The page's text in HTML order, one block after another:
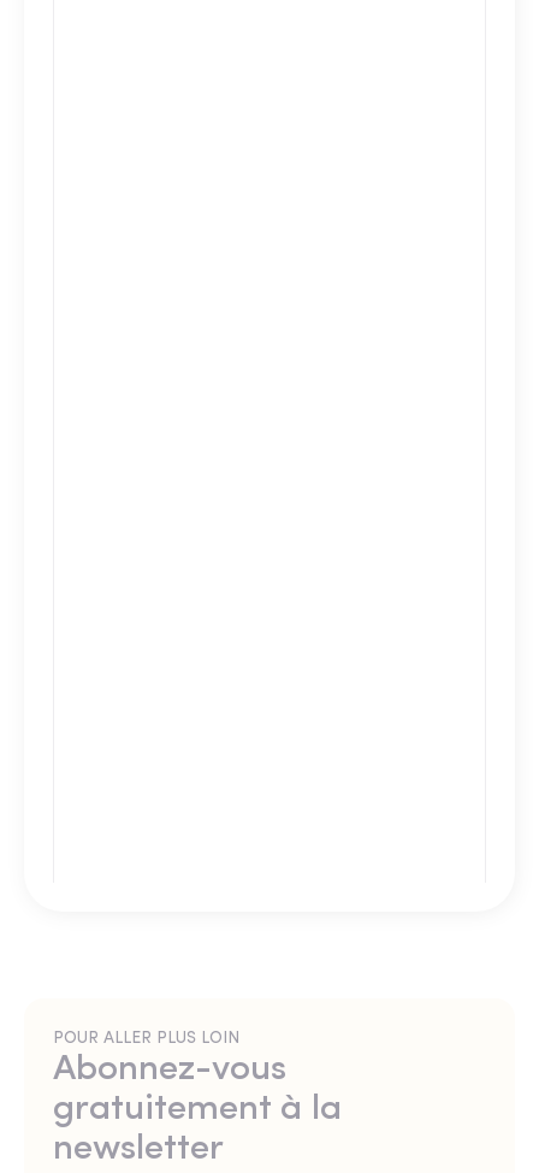
POUR ALLER PLUS LOIN
Abonnez-vous
gratuitement à la
newsletter